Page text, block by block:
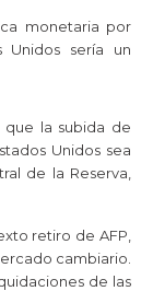
monetaria por
Unidos sería un
que la subida de
Unidos sea
de la Reserva,
retiro de AFP,
cambiario.
de las